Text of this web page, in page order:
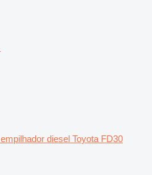
empilhador diesel Toyota FD30